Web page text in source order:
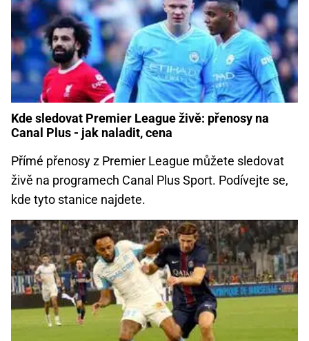
Kde sledovat Premier League živě: přenosy na
Canal Plus - jak naladit, cena
Přímé přenosy z Premier League můžete sledovat
živě na programech Canal Plus Sport. Podívejte se,
kde tyto stanice najdete.